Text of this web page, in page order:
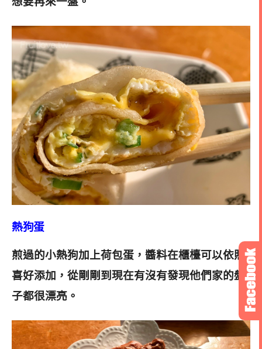
熱狗蛋
煎過的小熱狗加上荷包蛋，醬料在櫃檯可以依照
喜好添加，從剛剛到現在有沒有發現他們家的盤
子都很漂亮。